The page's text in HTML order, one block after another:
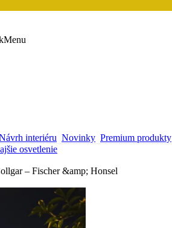
Menu
interiéru Novinky Premium produkty
osvetlenie